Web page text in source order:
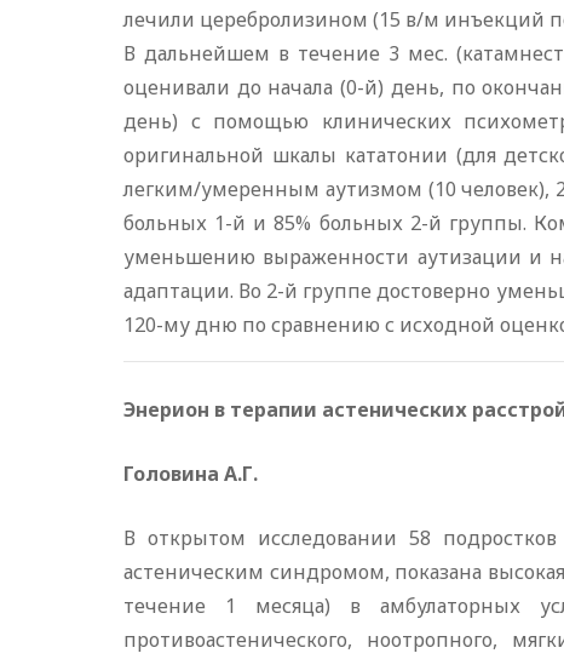
лечили церебролизином (15 в/м инъекций
В дальнейшем в течение 3 мес.
оценивали до начала (0-й) день, по
день) с помощью клинических
оригинальной шкалы кататонии (для
легким/умеренным аутизмом (10 человек),
больных 1-й и 85% больных 2-й группы.
уменьшению выраженности аутизации и
адаптации. Во 2-й группе достоверно
120-му дню по сравнению с исходной
Энерион в терапии астенических
Головина А.Г.
В открытом исследовании 58
астеническим синдромом, показана
течение 1 месяца) в амбулаторных
противоастенического, ноотропного,